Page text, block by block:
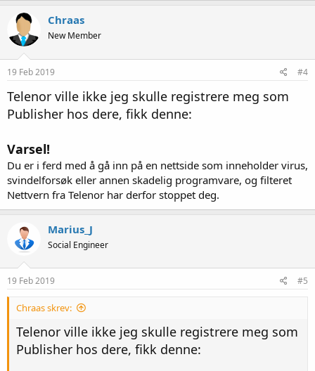
Chraas
New Member
19 Feb 2019 #4
Telenor ville ikke jeg skulle registrere meg som
Publisher hos dere, fikk denne:
Varsel!
Du er i ferd med å gå inn på en nettside som inneholder virus,
svindelforsøk eller annen skadelig programvare, og filteret
Nettvern fra Telenor har derfor stoppet deg.
Marius_J
Social Engineer
19 Feb 2019 #5
Chraas skrev:
Telenor ville ikke jeg skulle registrere meg som
Publisher hos dere, fikk denne: